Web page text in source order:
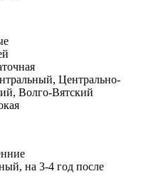
Центрально-
Волго-Вятский
на 3-4 год после